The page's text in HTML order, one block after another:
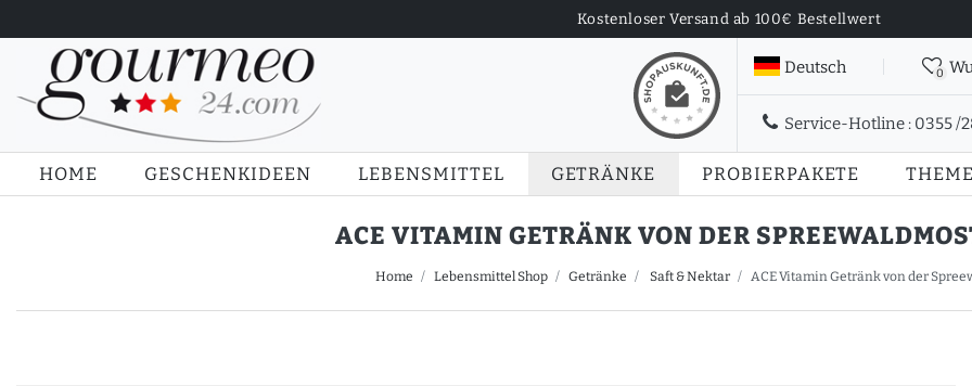
Kostenloser Versand ab 100€ Bestellwert
Deutsch 0
Service-Hotline : 0355 /
HOME GESCHENKIDEEN LEBENSMITTEL GETRÄNKE PROBIERPAKETE
ACE VITAMIN GETRÄNK VON DER
Home Lebensmittel Shop Getränke Saft & Nektar ACE Vitamin Getränk von der